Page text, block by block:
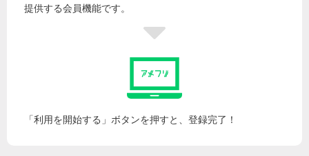
提供する会員機能です。
「利用を開始する」ボタンを押すと、登録完了！